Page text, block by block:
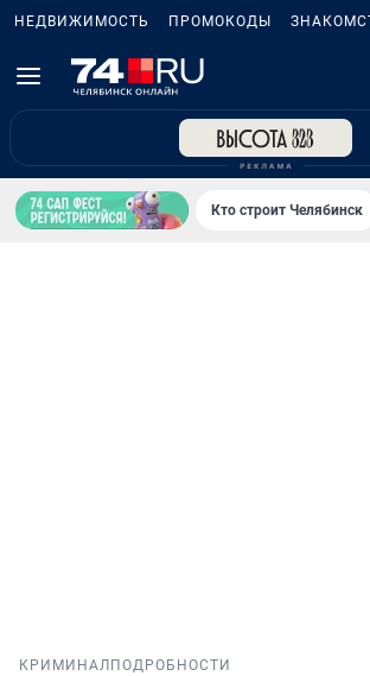
НЕДВИЖИМОСТЬ ПРОМОКОДЫ
Кто строит Челябинск
КРИМИНАЛ ПОДРОБНОСТИ